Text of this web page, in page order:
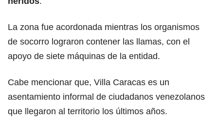
La zona fue acordonada mientras los organismos
de socorro lograron contener las llamas, con el
apoyo de siete máquinas de la entidad.
Cabe mencionar que, Villa Caracas es un
asentamiento informal de ciudadanos venezolanos
que llegaron al territorio los últimos años.